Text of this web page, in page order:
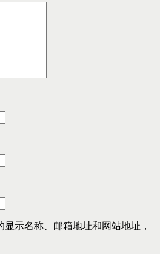
示名称、邮箱地址和网站地址，